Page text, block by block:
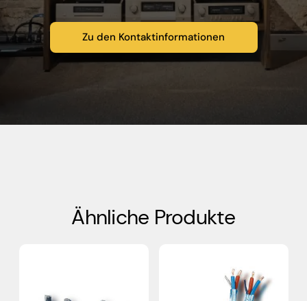
Zu den Kontaktinformationen
Ähnliche Produkte